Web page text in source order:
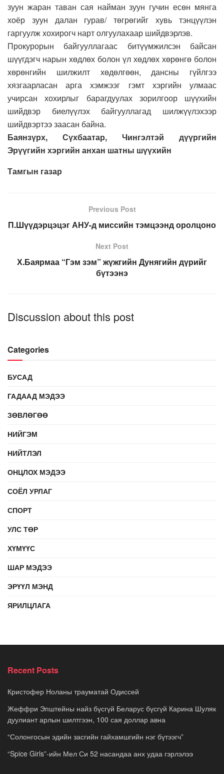
зуун жаран таван сая найман зуун гучин есөн мянга
хоёр зуун далан гурав/ төгрөгийг хувь тэнцүүлэн
гаргуулж хохирогч нарт олгуулахаар шийдвэрлэв.
Прокурорын байгууллагаас битүүмжилсэн байсан
шүүгдэгч нарын хөдлөх болон үл хөдлөх хөрөнгө болон
хөрөнгийн шилжилт хөдөлгөөн, дансны гүйлгээ
хязгаарласан арга хэмжээг гэмт хэргийн улмаас
учирсан хохирлыг барагдуулах зорилгоор шүүхийн
шийдвэр биелүүлэх байгууллагад шилжүүлэхээр
шийдвэртээ заасан байна.
Баянзүрх, Сүхбаатар, Чингэлтэй дүүргийн
Эрүүгийн хэргийн анхан шатны шүүхийн
Тамгын газар
Previous Post
П.Шүүдэрцэцэг АНУ-д миссийн тэмцээнд оролцоно
Next Post
Х.Баярмаа “Гэм зэм” жүжгийн Дунягийн дүрийг
бүтээнэ
Discussion about this post
Categories
БУСАД
ГАДААД МЭДЭЭ
ЗӨВЛӨГӨӨ
НИЙГЭМ
НИЙТЛЭЛ
ОНЦЛОХ МЭДЭЭ
СОЁЛ УРЛАГ
СПОРТ
УЛС ТӨР
ХҮМҮҮС
ШАР МЭДЭЭ
ЭРҮҮЛ МЭНД
ЯРИЛЦЛАГА
Recent Posts
Кристофер Ноланы трауматай Одиссей
Жеффри Эпштейны найз бүсгүй Беларус бүсгүй Карина Шуляк
дуулиант арлын шилтгээн, 100 сая доллар авна
“Солонгосын эдийн засгийн гайхамшгийн нэг бүтээгч”
“Spice Girls”-ийн Мел Си 52 насандаа анх удаа гэрлэлээ